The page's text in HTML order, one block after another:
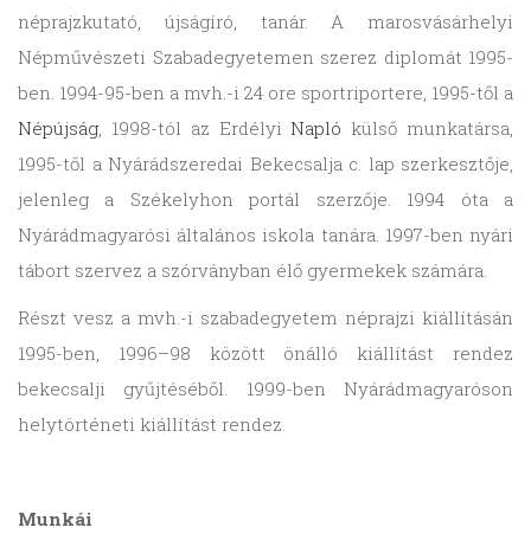
néprajzkutató, újságíró, tanár. A marosvásárhelyi
Népművészeti Szabadegyetemen szerez diplomát 1995-
ben. 1994-95-ben a mvh.-i 24 ore sportriportere, 1995-től a
Népújság, 1998-tól az Erdélyi Napló külső munkatársa,
1995-től a Nyárádszeredai Bekecsalja c. lap szerkesztője,
jelenleg a Székelyhon portál szerzője. 1994 óta a
Nyárádmagyarósi általános iskola tanára. 1997-ben nyári
tábort szervez a szórványban élő gyermekek számára.
Részt vesz a mvh.-i szabadegyetem néprajzi kiállításán
1995-ben, 1996–98 között önálló kiállítást rendez
bekecsalji gyűjtéséből. 1999-ben Nyárádmagyaróson
helytörténeti kiállítást rendez.
Munkái